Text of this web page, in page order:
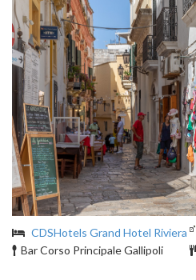
CDSHotels Grand Hotel Riviera
Bar Corso Principale Gallipoli